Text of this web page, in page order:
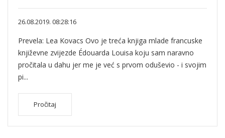
26.08.2019. 08:28:16
Prevela: Lea Kovacs Ovo je treća knjiga mlade francuske
književne zvijezde Édouarda Louisa koju sam naravno
pročitala u dahu jer me je već s prvom oduševio - i svojim
pi...
Pročitaj